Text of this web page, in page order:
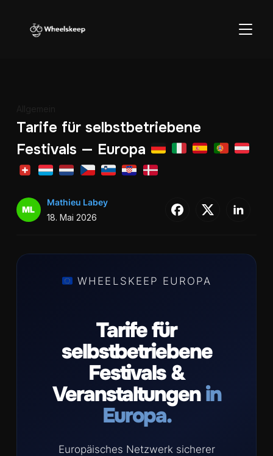
Tarife für selbstbetriebene
Festivals — Europa
Mathieu Labey
18. Mai 2026
WHEELSKEEP EUROPA
Tarife für
selbstbetriebene
Festivals &
Veranstaltungenin
Europa.
Europäisches Netzwerk sicherer